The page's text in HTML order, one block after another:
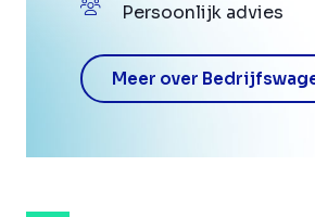
Persoonlijk advies
Meer over